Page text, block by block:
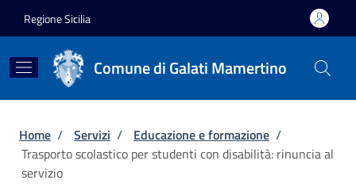
Regione Sicilia
Comune di Galati Mamertino
Briciole di pane
Home / Servizi / Educazione e formazione /
Trasporto scolastico per studenti con disabilità: rinuncia al
servizio